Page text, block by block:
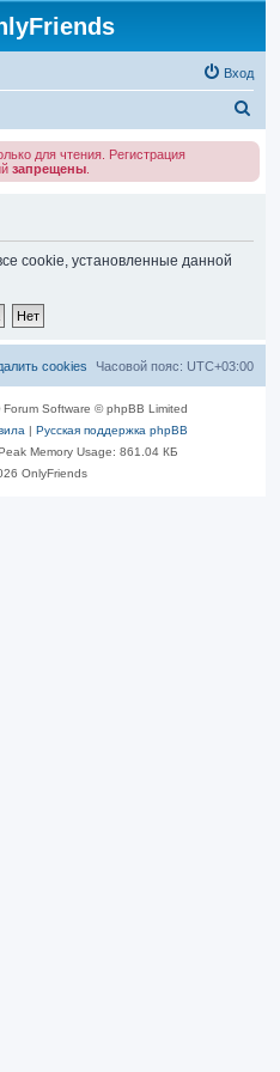
Вход
для чтения. Регистрация
запрещены
cookie, установленные данной
Часовой пояс: UTC+03:00
cookies
Forum Software © phpBB Limited
| Русская поддержка phpBB
Memory Usage: 861.04 КБ
OnlyFriends